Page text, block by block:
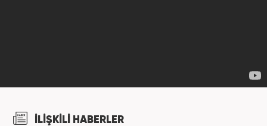
İLİŞKİLİ HABERLER